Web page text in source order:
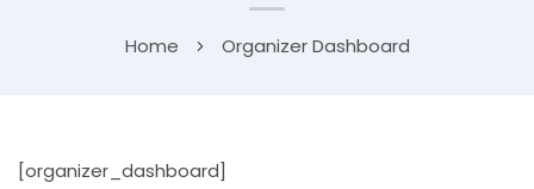
Home Organizer Dashboard
[organizer_dashboard]